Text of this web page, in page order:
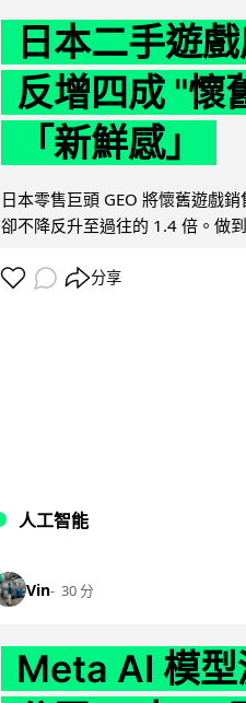
日本二手遊
反增四成 "懷
「新鮮感」
日本零售巨頭 GEO 將懷舊遊戲
卻不降反升至過往的 1.4 倍。做
分享
人工智能
Vin 30 分
Meta AI 模